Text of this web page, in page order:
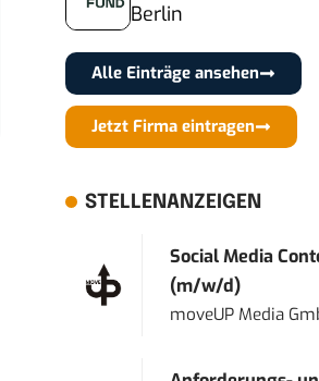
Berlin
Alle Einträge ansehen
Jetzt Firma eintragen
STELLENANZEIGEN
Social Media
(m/w/d)
moveUP Media